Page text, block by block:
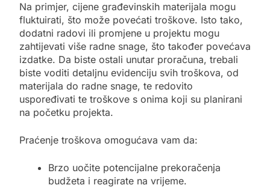
Na primjer, cijene građevinskih materijala mogu
fluktuirati, što može povećati troškove. Isto tako,
dodatni radovi ili promjene u projektu mogu
zahtijevati više radne snage, što također povećava
izdatke. Da biste ostali unutar proračuna, trebali
biste voditi detaljnu evidenciju svih troškova, od
materijala do radne snage, te redovito
uspoređivati te troškove s onima koji su planirani
na početku projekta.
Praćenje troškova omogućava vam da:
Brzo uočite potencijalne prekoračenja
budžeta i reagirate na vrijeme.